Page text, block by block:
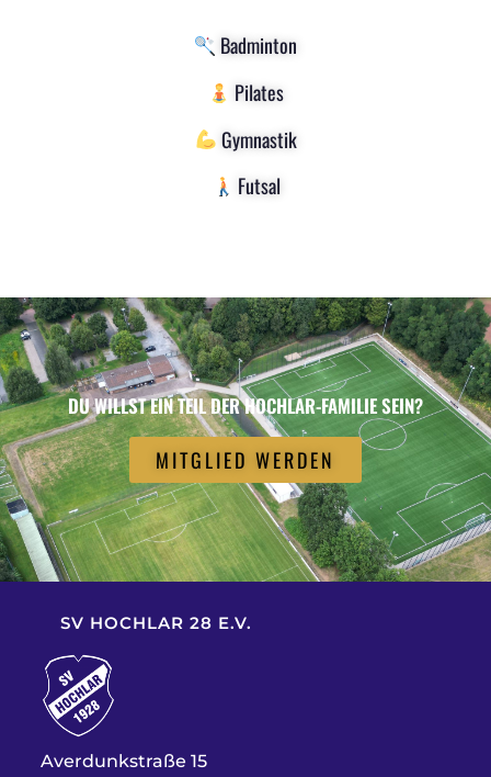
Badminton
Pilates
Gymnastik
Futsal
DU WILLST EIN TEIL DER HOCHLAR-FAMILIE SEIN?
MITGLIED WERDEN
SV HOCHLAR 28 E.V.
Averdunkstraße 15